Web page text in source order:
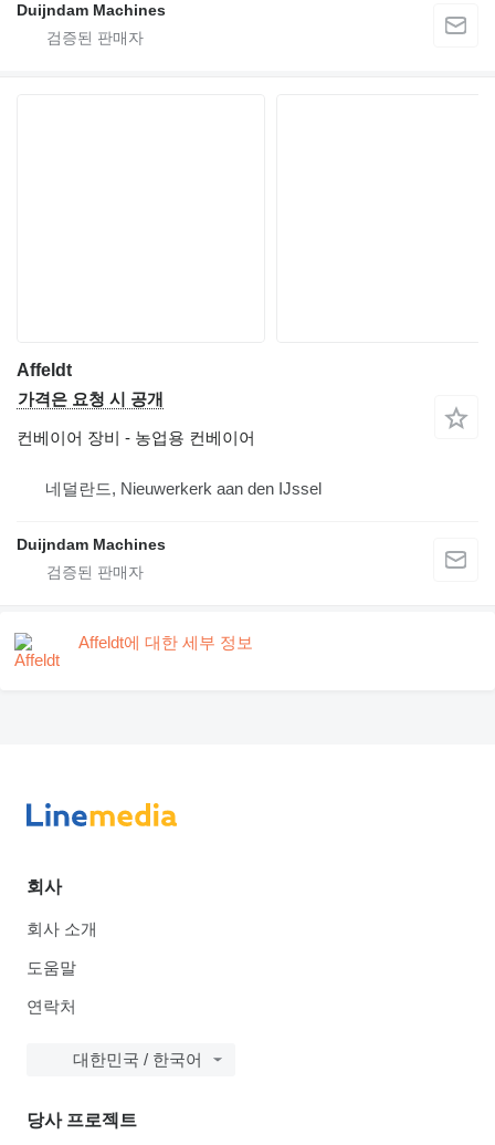
Duijndam Machines
Affeldt
가격은 요청 시 공개
컨베이어 장비 - 농업용 컨베이어
네덜란드, Nieuwerkerk aan den IJssel
Duijndam Machines
Affeldt에 대한 세부 정보
회사
회사 소개
도움말
연락처
대한민국 / 한국어
당사 프로젝트